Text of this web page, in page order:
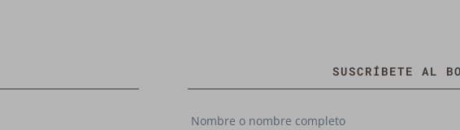
SUSCRÍBETE AL
Nombre o nombre completo